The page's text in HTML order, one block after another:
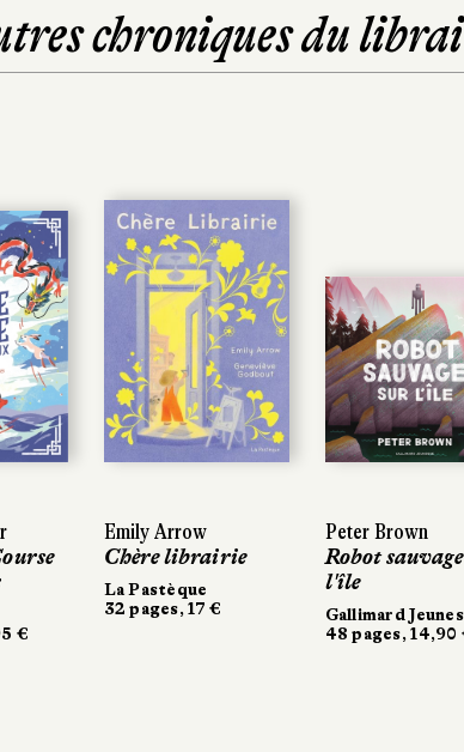
chroniques du
€
Emily Arrow
Chère librairie
La Pastèque
32 pages, 17 €
Peter Brown
Robot sauvage
l'île
Gallimard
48 pages, 14,90
€
Emily Arrow
Chère librairie
La Pastèque
32 pages, 17 €
Peter Brown
Robot sauvage
l'île
Gallimard
48 pages, 14,90